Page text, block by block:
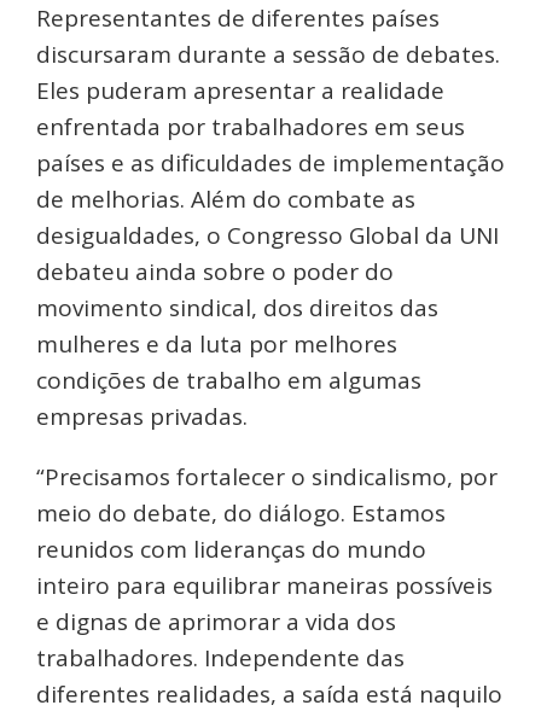
Representantes de diferentes países
discursaram durante a sessão de debates.
Eles puderam apresentar a realidade
enfrentada por trabalhadores em seus
países e as dificuldades de implementação
de melhorias. Além do combate as
desigualdades, o Congresso Global da UNI
debateu ainda sobre o poder do
movimento sindical, dos direitos das
mulheres e da luta por melhores
condições de trabalho em algumas
empresas privadas.
“Precisamos fortalecer o sindicalismo, por
meio do debate, do diálogo. Estamos
reunidos com lideranças do mundo
inteiro para equilibrar maneiras possíveis
e dignas de aprimorar a vida dos
trabalhadores. Independente das
diferentes realidades, a saída está naquilo